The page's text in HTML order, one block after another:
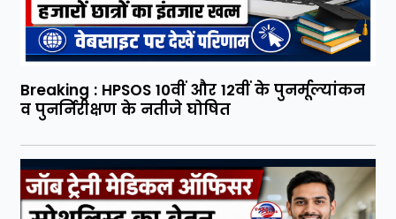
Breaking : HPSOS 10वीं और 12वीं के पुनर्मूल्यांकन
व पुनर्निरीक्षण के नतीजे घोषित